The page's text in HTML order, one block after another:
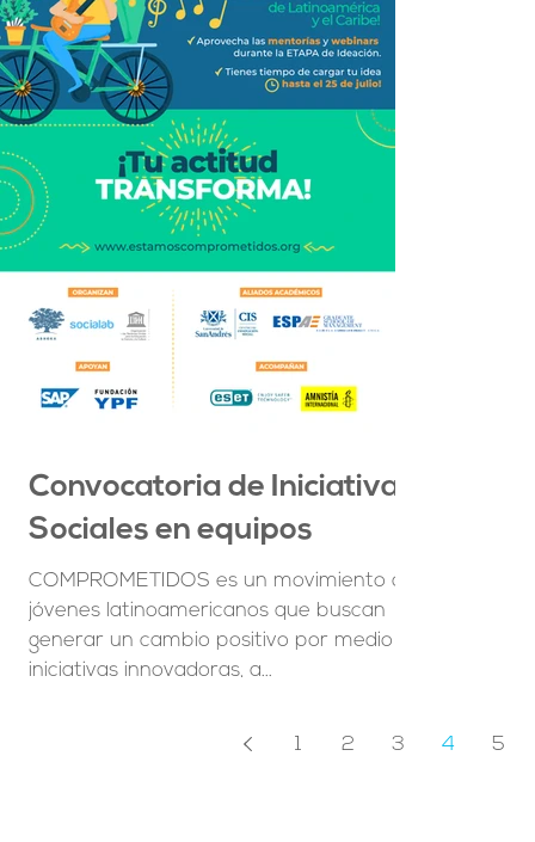
Convocatoria de Iniciativas
Sociales en equipos
COMPROMETIDOS es un movimiento de
jóvenes latinoamericanos que buscan
generar un cambio positivo por medio de
iniciativas innovadoras, a...
1 2 3 4 5